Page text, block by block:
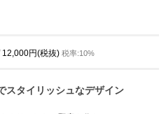
12,000円(税抜) 税率:10%
スタイリッシュなデザイン